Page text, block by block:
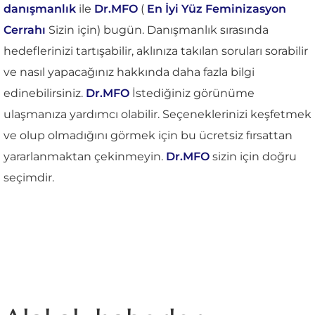
danışmanlık ile Dr.MFO ( En İyi Yüz Feminizasyon
Cerrahı Sizin için) bugün. Danışmanlık sırasında
hedeflerinizi tartışabilir, aklınıza takılan soruları sorabilir
ve nasıl yapacağınız hakkında daha fazla bilgi
edinebilirsiniz. Dr.MFO İstediğiniz görünüme
ulaşmanıza yardımcı olabilir. Seçeneklerinizi keşfetmek
ve olup olmadığını görmek için bu ücretsiz fırsattan
yararlanmaktan çekinmeyin. Dr.MFO sizin için doğru
seçimdir.